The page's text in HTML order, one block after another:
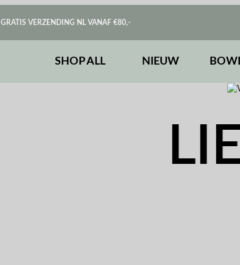
GRATIS VERZENDING NL VANAF €80,-
SHOP ALL NIEUW